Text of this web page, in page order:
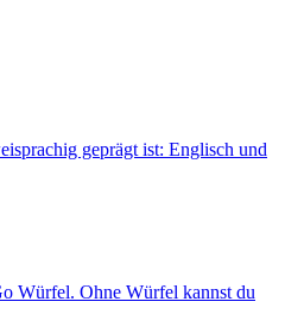
geprägt ist: Englisch und
Würfel. Ohne Würfel kannst du